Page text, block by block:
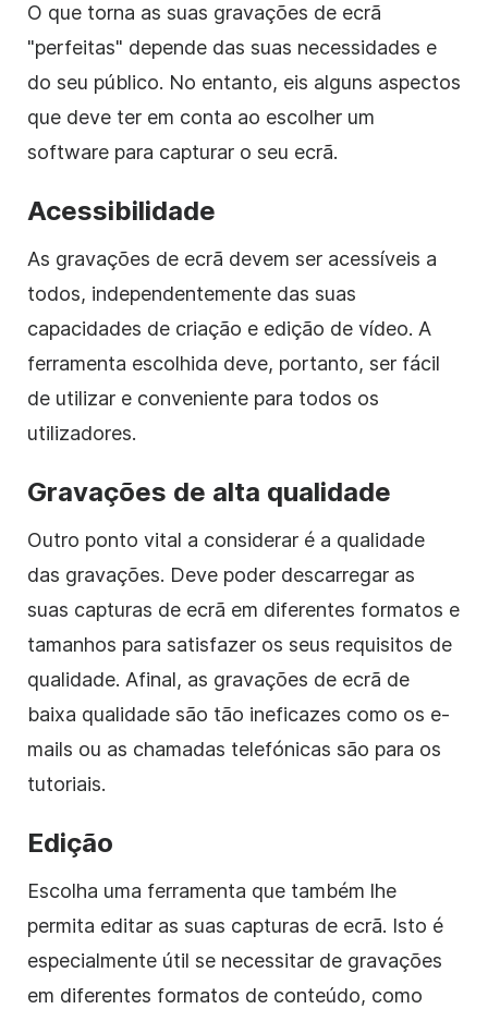
O que torna as suas gravações de ecrã
"perfeitas" depende das suas necessidades e
do seu público. No entanto, eis alguns aspectos
que deve ter em conta ao escolher um
software para capturar o seu ecrã.
Acessibilidade
As gravações de ecrã devem ser acessíveis a
todos, independentemente das suas
capacidades de criação e edição de vídeo. A
ferramenta escolhida deve, portanto, ser fácil
de utilizar e conveniente para todos os
utilizadores.
Gravações de alta qualidade
Outro ponto vital a considerar é a qualidade
das gravações. Deve poder descarregar as
suas capturas de ecrã em diferentes formatos e
tamanhos para satisfazer os seus requisitos de
qualidade. Afinal, as gravações de ecrã de
baixa qualidade são tão ineficazes como os e-
mails ou as chamadas telefónicas são para os
tutoriais.
Edição
Escolha uma ferramenta que também lhe
permita editar as suas capturas de ecrã. Isto é
especialmente útil se necessitar de gravações
em diferentes formatos de conteúdo, como